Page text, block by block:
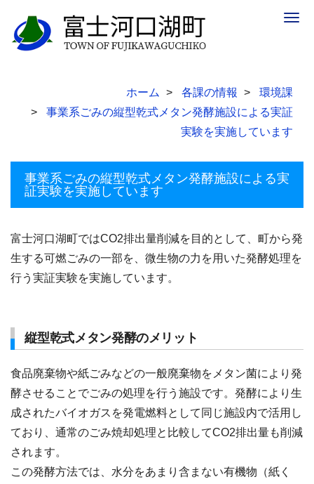
ホーム 各課の情報
環境課
事業系ごみの縦型乾式メタン発酵施設による実証
実験を実施しています
事業系ごみの縦型乾式メタン発酵施設による実
証実験を実施しています
富士河口湖町ではCO2排出量削減を目的として、町から発
生する可燃ごみの一部を、微生物の力を用いた発酵処理を
行う実証実験を実施しています。
縦型乾式メタン発酵のメリット
食品廃棄物や紙ごみなどの一般廃棄物をメタン菌により発
酵させることでごみの処理を行う施設です。発酵により生
成されたバイオガスを発電燃料として同じ施設内で活用し
ており、通常のごみ焼却処理と比較してCO2排出量も削減
されます。
この発酵方法では、水分をあまり含まない有機物（紙く